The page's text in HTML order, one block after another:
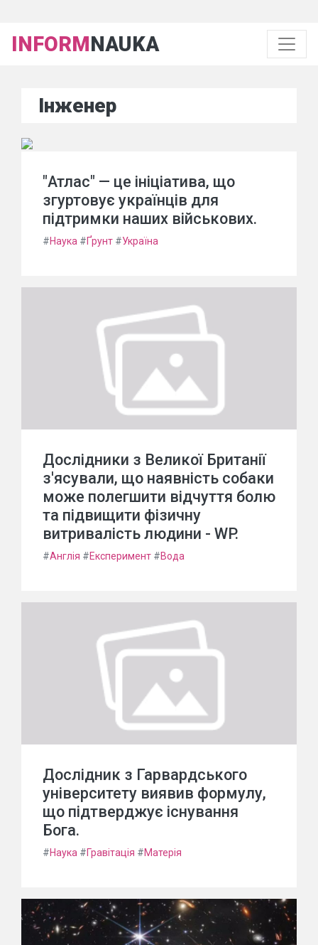
INFORMNAUKA
Інженер
"Атлас" — це ініціатива, що
згуртовує українців для
підтримки наших військових.
#Наука #Ґрунт #Україна
Дослідники з Великої Британії
з'ясували, що наявність собаки
може полегшити відчуття болю
та підвищити фізичну
витривалість людини - WP.
#Англія #Експеримент #Вода
Дослідник з Гарвардського
університету виявив формулу,
що підтверджує існування
Бога.
#Наука #Гравітація #Матерія